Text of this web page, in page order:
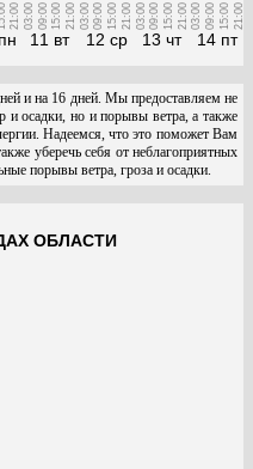
21:00
11 вт
03:00 09:0015:00 21:00
12 ср
03:0009:00 15:00 21:00
13 чт
03:0009:00 15:00 21:00
14 пт
03:00 09:00 15:00 21:00
и на 16 дней. Мы предоставляем не
и осадки, но и порывы ветра, а также
Надеемся, что это поможет Вам
уберечь себя от неблагоприятных
порывы ветра, гроза и осадки.
ОБЛАСТИ